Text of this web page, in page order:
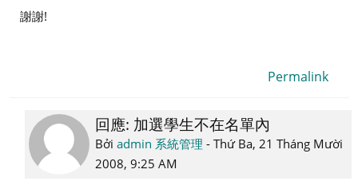
謝謝!
Permalink
Để
phản
hồi
回應: 加選學生不在名單內
Bởi admin 系統管理 - Thứ Ba, 21 Tháng Mười
2008, 9:25 AM